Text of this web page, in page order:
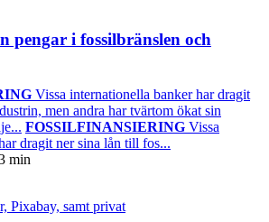
pengar i fossilbränslen och
Vissa internationella banker har dragit
men andra har tvärtom ökat sin
FOSSILFINANSIERING Vissa
dragit ner sina lån till fos...
min
Pixabay, samt privat